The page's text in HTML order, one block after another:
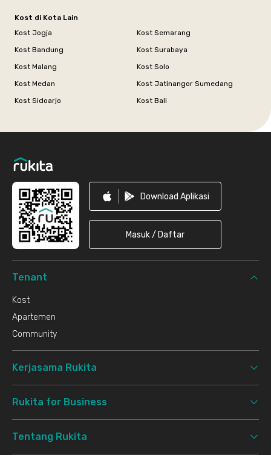
Kost di Kota Lain
Kost Jogja
Kost Semarang
Kost Bandung
Kost Surabaya
Kost Malang
Kost Solo
Kost Medan
Kost Jatinangor Sumedang
Kost Sidoarjo
Kost Bali
Download Aplikasi
Masuk / Daftar
Tenant
Kost
Apartemen
Community
Kerjasama Rukita
Rukita for Business
Tentang Rukita